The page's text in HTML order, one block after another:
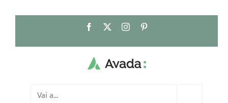
contenuto
Facebook Instagram
Vai a...